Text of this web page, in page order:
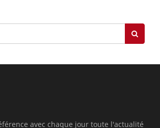
avec chaque jour toute l'actualité